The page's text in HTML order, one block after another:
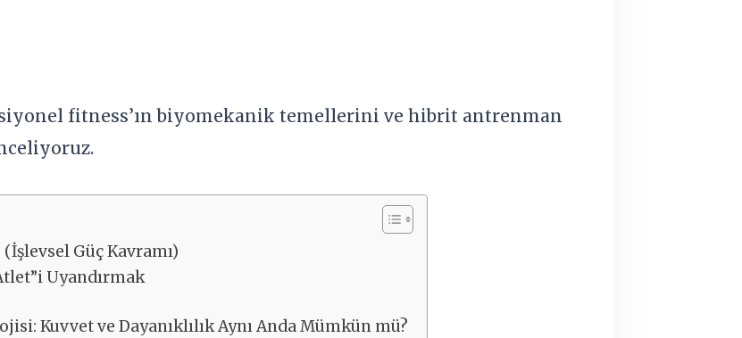
fitness’ın biyomekanik temellerini ve hibrit antrenman
Güç Kavramı)
Uyandırmak
Kuvvet ve Dayanıklılık Aynı Anda Mümkün mü?